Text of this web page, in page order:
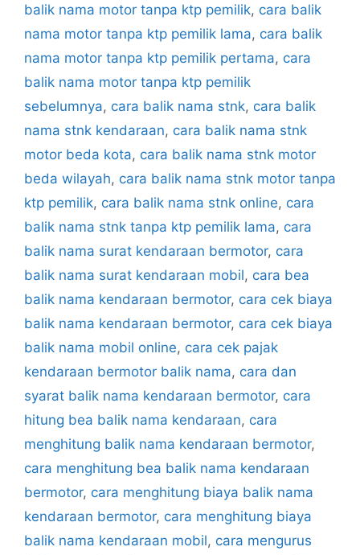
balik nama motor tanpa ktp pemilik, cara balik
nama motor tanpa ktp pemilik lama, cara balik
nama motor tanpa ktp pemilik pertama, cara
balik nama motor tanpa ktp pemilik
sebelumnya, cara balik nama stnk, cara balik
nama stnk kendaraan, cara balik nama stnk
motor beda kota, cara balik nama stnk motor
beda wilayah, cara balik nama stnk motor tanpa
ktp pemilik, cara balik nama stnk online, cara
balik nama stnk tanpa ktp pemilik lama, cara
balik nama surat kendaraan bermotor, cara
balik nama surat kendaraan mobil, cara bea
balik nama kendaraan bermotor, cara cek biaya
balik nama kendaraan bermotor, cara cek biaya
balik nama mobil online, cara cek pajak
kendaraan bermotor balik nama, cara dan
syarat balik nama kendaraan bermotor, cara
hitung bea balik nama kendaraan, cara
menghitung balik nama kendaraan bermotor,
cara menghitung bea balik nama kendaraan
bermotor, cara menghitung biaya balik nama
kendaraan bermotor, cara menghitung biaya
balik nama kendaraan mobil, cara mengurus